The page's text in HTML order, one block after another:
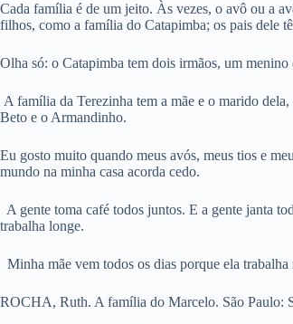
Cada família é de um jeito. Às vezes, o avô ou a
filhos, como a família do Catapimba; os pais dele
Olha só: o Catapimba tem dois irmãos, um menino
A família da Terezinha tem a mãe e o marido
Beto e o Armandinho.
Eu gosto muito quando meus avós, meus tios e
mundo na minha casa acorda cedo.
A gente toma café todos juntos. E a gente janta
trabalha longe.
Minha mãe vem todos os dias porque ela trabalha
ROCHA, Ruth. A família do Marcelo. São Paulo: